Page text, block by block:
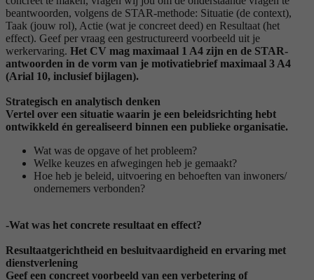
beantwoorden, volgens de STAR-methode: Situatie (de context),
Taak (jouw rol), Actie (wat je concreet deed) en Resultaat (het
effect). Geef per vraag een gestructureerd voorbeeld uit je
werkervaring. Het CV mag maximaal 1 A4 zijn en de STAR-
antwoorden in de vorm van je motivatiebrief maximaal 3 A4
(Arial 10, inclusief bijlagen).
Strategisch en analytisch denken
Vertel over een situatie waarin je een beleidsrichting hebt
ontwikkeld én gerealiseerd binnen een publieke organisatie.
Wat was de opgave of het probleem?
Welke keuzes en afwegingen heb je gemaakt?
Hoe heb je beleid, uitvoering en behoeften van inwoners/
ondernemers verbonden?
-Wat was het concrete resultaat en effect?
Resultaatgerichtheid en besluitvaardigheid en ervaring met
dienstverlening
Geef een concreet voorbeeld van een verbetering of